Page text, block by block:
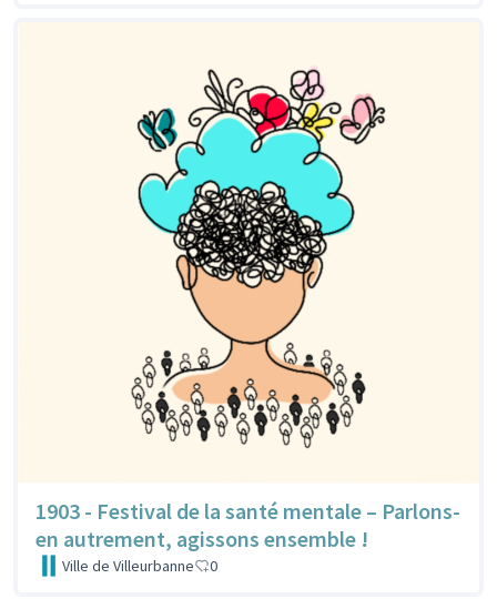
1903 - Festival de la santé mentale – Parlons-
en autrement, agissons ensemble !
Ville de Villeurbanne 0